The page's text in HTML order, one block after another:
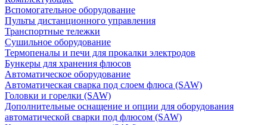
Вспомогательное оборудование
Пульты дистанционного управления
Транспортные тележки
Сушильное оборудование
Термопеналы и печи для прокалки электродов
Бункеры для хранения флюсов
Автоматическое оборудование
Автоматическая сварка под слоем флюса (SAW)
Головки и горелки (SAW)
Дополнительные оснащение и опции для оборудования
автоматической сварки под флюсом (SAW)